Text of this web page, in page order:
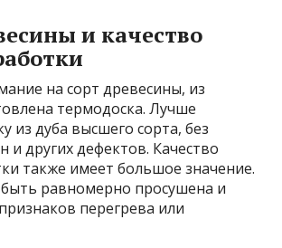
и качество
на сорт древесины, из
термодоска. Лучше
из дуба высшего сорта, без
и других дефектов. Качество
также имеет большое значение.
равномерно просушена и
перегрева или